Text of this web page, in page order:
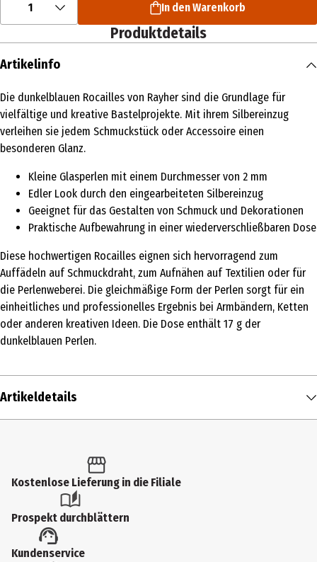
1 In den Warenkorb
Produktdetails
Artikelinfo
Die dunkelblauen Rocailles von Rayher sind die Grundlage für
vielfältige und kreative Bastelprojekte. Mit ihrem Silbereinzug
verleihen sie jedem Schmuckstück oder Accessoire einen
besonderen Glanz.
Kleine Glasperlen mit einem Durchmesser von 2 mm
Edler Look durch den eingearbeiteten Silbereinzug
Geeignet für das Gestalten von Schmuck und Dekorationen
Praktische Aufbewahrung in einer wiederverschließbaren Dose
Diese hochwertigen Rocailles eignen sich hervorragend zum
Auffädeln auf Schmuckdraht, zum Aufnähen auf Textilien oder für
die Perlenweberei. Die gleichmäßige Form der Perlen sorgt für ein
einheitliches und professionelles Ergebnis bei Armbändern, Ketten
oder anderen kreativen Ideen. Die Dose enthält 17 g der
dunkelblauen Perlen.
Artikeldetails
Produkttyp
Sonstiges Bastelzubehör
Altersempfehlung ab
14 Jahre
Kostenlose Lieferung in die Filiale
Prospekt durchblättern
Kundenservice